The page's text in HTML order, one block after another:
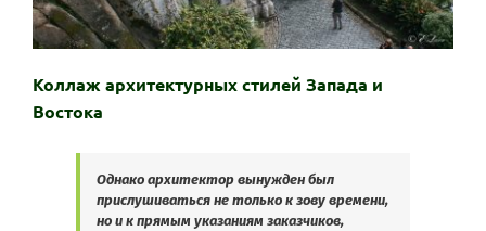
Коллаж архитектурных стилей Запада и
Востока
Однако архитектор вынужден был
прислушиваться не только к зову времени,
но и к прямым указаниям заказчиков,